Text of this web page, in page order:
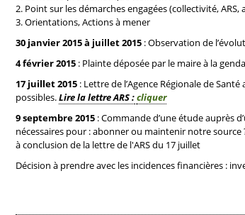
2. Point sur les démarches engagées (collectivité,
3. Orientations, Actions à mener
30 janvier 2015 à juillet 2015 : Observation de
4 février 2015 : Plainte déposée par le maire à la
17 juillet 2015 : Lettre de l’Agence Régionale de
possibles.Lire la lettre ARS :cliquer
9 septembre 2015 : Commande d’une étude auprès
nécessaires pour : abonner ou maintenir notre
à conclusion de la lettre de l'ARS du 17 juillet
Décision à prendre avec les incidences financières :